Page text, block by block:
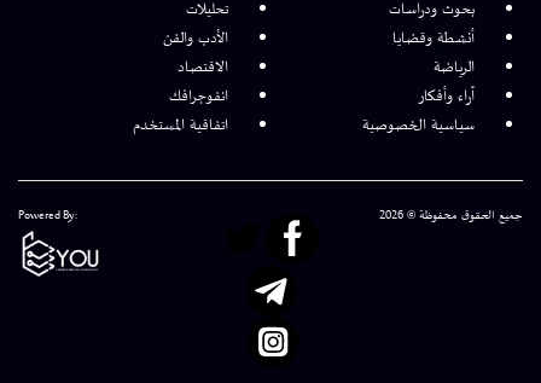
بحوث ودراسات
تحليلات
أنشطة وقضايا
الأدب والفن
الرياضة
الاقتصاد
آراء وأفكار
انفوجرافك
سياسية الخصوصية
اتفاقية المستخدم
جميع الحقوق محفوظة © 2026 Powered By: